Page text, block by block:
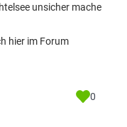
unsicher mache
hier im Forum
0